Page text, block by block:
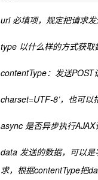
url 必填项，规定把请求发
type 以什么样的方式获
contentType：发送
charset=UTF-8’，也可
async 是否异步执行
data 发送的数据，可以
求，根据contentType把